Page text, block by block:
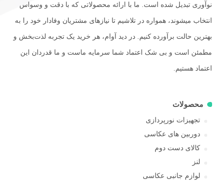
نوآوری تبدیل شده است. ما با ارائه محصولاتی که با دقت و وسواس
انتخاب میشوند، همواره در تلاشیم تا نیازهای مشتریان وفادار خود را به
بهترین حالت برآورده کنیم. در دید آوام، هر خرید یک تجربه لذت‌بخش و
مطمئن است و بی شک اعتماد شما سرمایه ماست و ما قدردان این
اعتماد هستیم.
محصولات
تجهیزات نورپردازی
دوربین های عکاسی
کالای دست دوم
لنز
لوازم جانبی عکاسی